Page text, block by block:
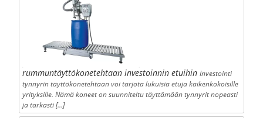
rummuntäyttökonetehtaan investoinnin etuihin Investointi
tynnyrin täyttökonetehtaan voi tarjota lukuisia etuja kaikenkokoisille
yrityksille. Nämä koneet on suunniteltu täyttämään tynnyrit nopeasti
ja tarkasti […]